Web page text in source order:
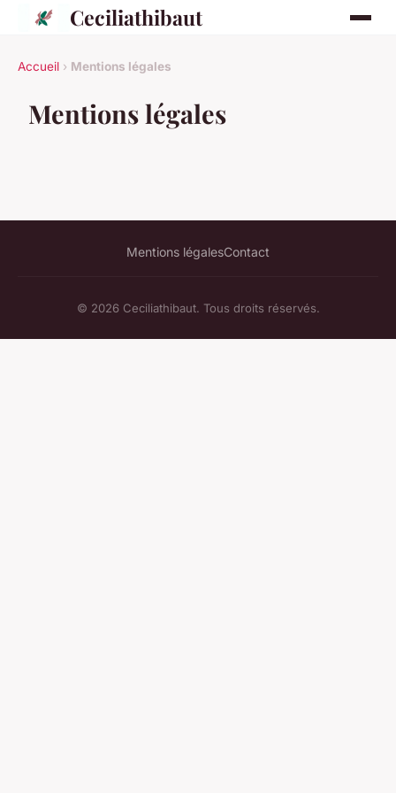
Ceciliathibaut
Accueil › Mentions légales
Mentions légales
Mentions légalesContact
© 2026 Ceciliathibaut. Tous droits réservés.